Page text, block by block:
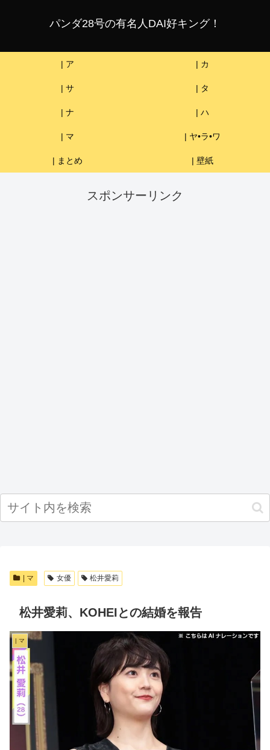
パンダ28号の有名人DAI好キング！
| ア | カ
| サ | タ
| ナ | ハ
| マ | ヤ•ラ•ワ
| まとめ | 壁紙
スポンサーリンク
| マ 女優 松井愛莉
松井愛莉、KOHEIとの結婚を報告
| マ